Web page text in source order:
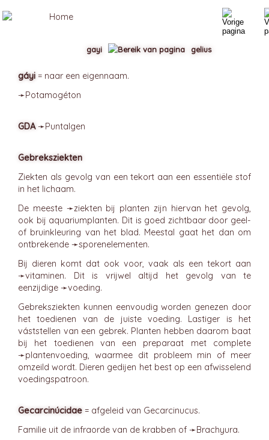
gáyi = naar een eigennaam.
➛Potamogéton
GDA➛Puntalgen
Gebreksziekten
Ziekten als gevolg van een tekort aan een essentiële stof
in het lichaam.
De meeste ➛ziekten bij planten zijn hiervan het gevolg,
ook bij aquariumplanten. Dit is goed zichtbaar door geel-
of bruinkleuring van het blad. Meestal gaat het dan om
ontbrekende ➛sporenelementen.
Bij dieren komt dat ook voor, vaak als een tekort aan
➛vitaminen. Dit is vrijwel altijd het gevolg van te
eenzijdige ➛voeding.
Gebreksziekten kunnen eenvoudig worden genezen door
het toedienen van de juiste voeding. Lastiger is het
váststellen van een gebrek. Planten hebben daarom baat
bij het toedienen van een preparaat met complete
➛plantenvoeding, waarmee dit probleem min of meer
omzeild wordt. Dieren gedijen het best op een afwisselend
voedingspatroon.
Gecarcinúcidae = afgeleid van Gecarcinucus.
Familie uit de infraorde van de krabben of ➛Brachyura.
gayi gelius